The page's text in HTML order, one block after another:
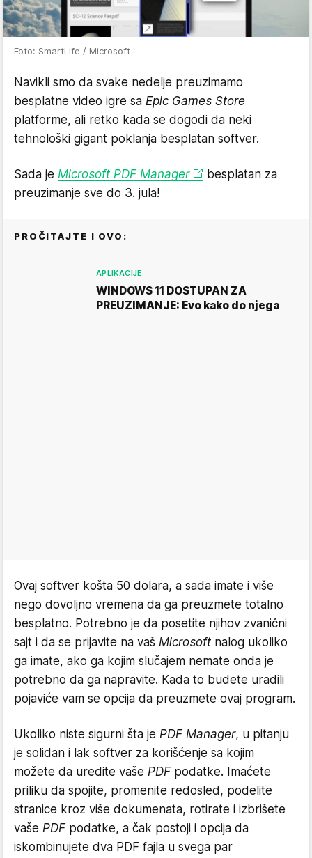
Foto: SmartLife / Microsoft
Navikli smo da svake nedelje preuzimamo
besplatne video igre sa Epic Games Store
platforme, ali retko kada se dogodi da neki
tehnološki gigant poklanja besplatan softver.
Sada je Microsoft PDF Manager
besplatan za
preuzimanje sve do 3. jula!
PROČITAJTE I OVO:
APLIKACIJE
WINDOWS 11 DOSTUPAN ZA
PREUZIMANJE: Evo kako do njega
Ovaj softver košta 50 dolara, a sada imate i više
nego dovoljno vremena da ga preuzmete totalno
besplatno. Potrebno je da posetite njihov zvanični
sajt i da se prijavite na vaš Microsoft nalog ukoliko
ga imate, ako ga kojim slučajem nemate onda je
potrebno da ga napravite. Kada to budete uradili
pojaviće vam se opcija da preuzmete ovaj program.
Ukoliko niste sigurni šta je PDF Manager, u pitanju
je solidan i lak softver za korišćenje sa kojim
možete da uredite vaše PDFpodatke. Imaćete
priliku da spojite, promenite redosled, podelite
stranice kroz više dokumenata, rotirate i izbrišete
vaše PDFpodatke, a čak postoji i opcija da
iskombinujete dva PDF fajla u svega par